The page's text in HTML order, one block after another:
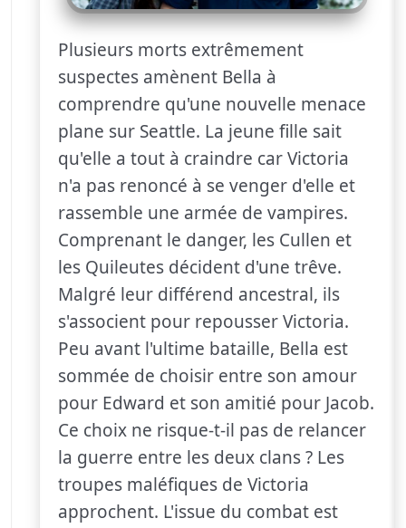
Plusieurs morts extrêmement
suspectes amènent Bella à
comprendre qu'une nouvelle menace
plane sur Seattle. La jeune fille sait
qu'elle a tout à craindre car Victoria
n'a pas renoncé à se venger d'elle et
rassemble une armée de vampires.
Comprenant le danger, les Cullen et
les Quileutes décident d'une trêve.
Malgré leur différend ancestral, ils
s'associent pour repousser Victoria.
Peu avant l'ultime bataille, Bella est
sommée de choisir entre son amour
pour Edward et son amitié pour Jacob.
Ce choix ne risque-t-il pas de relancer
la guerre entre les deux clans ? Les
troupes maléfiques de Victoria
approchent. L'issue du combat est